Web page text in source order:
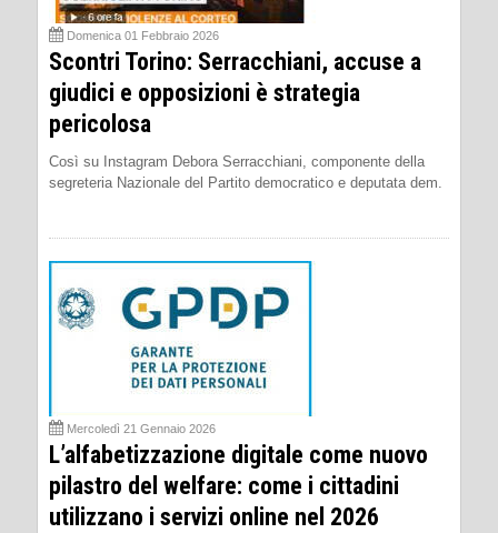
Domenica 01 Febbraio 2026
Scontri Torino: Serracchiani, accuse a
giudici e opposizioni è strategia
pericolosa
Così su Instagram Debora Serracchiani, componente della
segreteria Nazionale del Partito democratico e deputata dem.
Mercoledì 21 Gennaio 2026
L’alfabetizzazione digitale come nuovo
pilastro del welfare: come i cittadini
utilizzano i servizi online nel 2026